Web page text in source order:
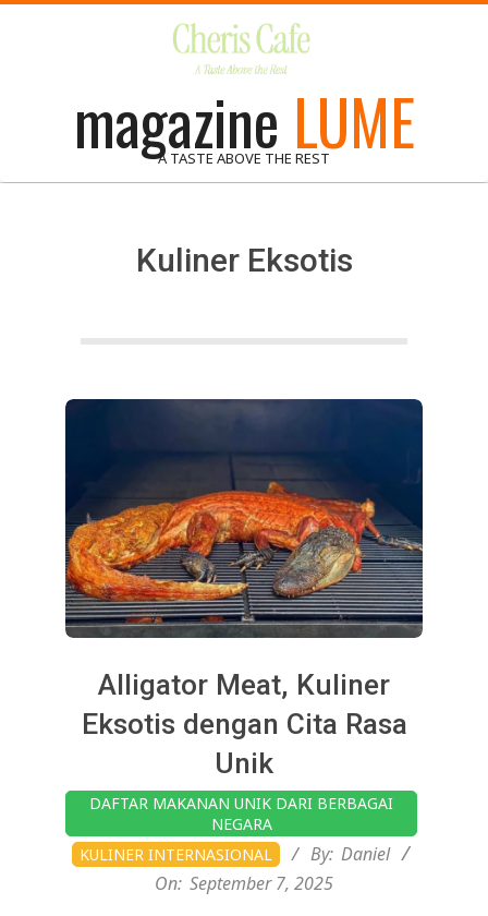
magazine LUME
A TASTE ABOVE THE REST
Kuliner Eksotis
Alligator Meat, Kuliner
Eksotis dengan Cita Rasa
Unik
2025-
07
DAFTAR MAKANAN UNIK DARI BERBAGAI
NEGARA
KULINER INTERNASIONAL
By: Daniel
On: September 7, 2025